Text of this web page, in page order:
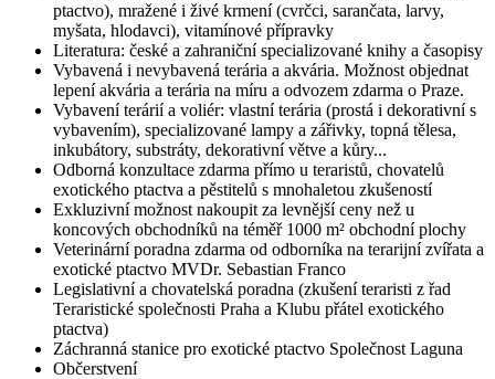
ptactvo), mražené i živé krmení (cvrčci, sarančata, larvy,
myšata, hlodavci), vitamínové přípravky
Literatura: české a zahraniční specializované knihy a časopisy
Vybavená i nevybavená terária a akvária. Možnost objednat
lepení akvária a terária na míru a odvozem zdarma o Praze.
Vybavení terárií a voliér: vlastní terária (prostá i dekorativní s
vybavením), specializované lampy a zářivky, topná tělesa,
inkubátory, substráty, dekorativní větve a kůry...
Odborná konzultace zdarma přímo u teraristů, chovatelů
exotického ptactva a pěstitelů s mnohaletou zkušeností
Exkluzivní možnost nakoupit za levnější ceny než u
koncových obchodníků na téměř 1000 m² obchodní plochy
Veterinární poradna zdarma od odborníka na terarijní zvířata a
exotické ptactvo MVDr. Sebastian Franco
Legislativní a chovatelská poradna (zkušení teraristi z řad
Teraristické společnosti Praha a Klubu přátel exotického
ptactva)
Záchranná stanice pro exotické ptactvo Společnost Laguna
Občerstvení